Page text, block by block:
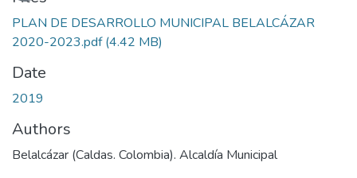
PLAN DE DESARROLLO MUNICIPAL BELALCÁZAR
2020-2023.pdf(4.42 MB)
Date
2019
Authors
Belalcázar (Caldas. Colombia). Alcaldía Municipal